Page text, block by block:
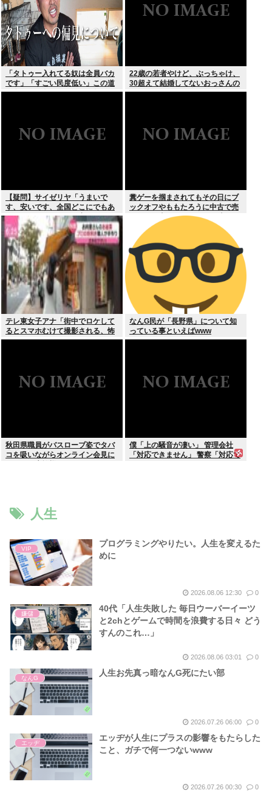
「タトゥー入れてる奴は全員バカ
です」「すごい民度低い」この道
23年の彫り師YouTuberの動画が
22歳の若者やけど、ぶっちゃけ、
30超えて結婚してないおっさんの
こと見下してる
【疑問】サイゼリヤ「うまいで
す、安いです、全国どこにでもあ
ります」←こいつの弱点
糞ゲーを掴まされてもその日にブ
ックオフやももたろうに中古で売
りつける事ができなくなる時代に
テレ東女子アナ「街中でロケして
るとスマホむけて撮影される、怖
いからやめてね」
なんG民が「長野県」について知
っている事といえばwww
秋田県職員がバスローブ姿でタバ
コを吸いながらオンライン会見に
僕「上の騒音が凄い」 管理会社
「対応できません」 警察「対応で
人生
VIP
プログラミングやりたい。人生を変えるた
めに
2026.08.06 12:30 0
嫌儲
40代「人生失敗した 毎日ウーバーイーツ
と2chとゲームで時間を浪費する日々 どう
すんのこれ…」
2026.08.06 03:01 0
なんG
人生お先真っ暗なんG死にたい部
2026.07.26 06:00 0
エッヂ
エッヂが人生にプラスの影響をもたらした
こと、ガチで何一つないwww
2026.07.26 00:30 0